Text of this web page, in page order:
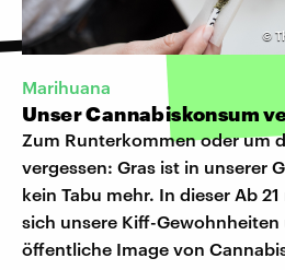
©
Marihuana
Unser Cannabiskonsum
Zum Runterkommen oder um
vergessen: Gras ist in unserer
kein Tabu mehr. In dieser Ab
sich unsere Kiff-Gewohnheiten
öffentliche Image von